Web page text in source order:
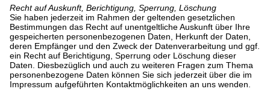
Recht auf Auskunft, Berichtigung, Sperrung, Löschung
Sie haben jederzeit im Rahmen der geltenden gesetzlichen
Bestimmungen das Recht auf unentgeltliche Auskunft über Ihre
gespeicherten personenbezogenen Daten, Herkunft der Daten,
deren Empfänger und den Zweck der Datenverarbeitung und ggf.
ein Recht auf Berichtigung, Sperrung oder Löschung dieser
Daten. Diesbezüglich und auch zu weiteren Fragen zum Thema
personenbezogene Daten können Sie sich jederzeit über die im
Impressum aufgeführten Kontaktmöglichkeiten an uns wenden.